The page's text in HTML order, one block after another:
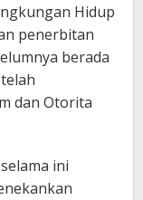
Hidup
penerbitan
berada
dan Otorita
ini